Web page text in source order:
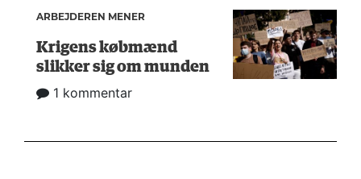
ARBEJDEREN MENER
Krigens købmænd
slikker sig om munden
1 kommentar